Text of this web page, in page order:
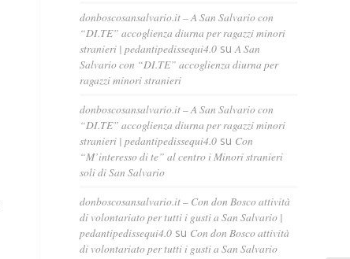
donboscosansalvario.it – A San Salvario con
“DI.TE” accoglienza diurna per ragazzi minori
stranieri | pedantipedissequi4.0 suA San
Salvario con “DI.TE” accoglienza diurna per
ragazzi minori stranieri
donboscosansalvario.it – A San Salvario con
“DI.TE” accoglienza diurna per ragazzi minori
stranieri | pedantipedissequi4.0 su Con
“M’interesso di te” al centro i Minori stranieri
soli di San Salvario
donboscosansalvario.it – Con don Bosco attività
di volontariato per tutti i gusti a San Salvario |
pedantipedissequi4.0 su Con don Bosco attività
di volontariato per tutti i gusti a San Salvario